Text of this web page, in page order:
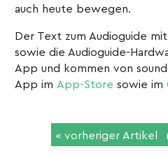
auch heute bewegen.
Der Text zum Audioguide
sowie die Audioguide-
App und kommen von
App im App-Store sowie im
« vorheriger Artikel